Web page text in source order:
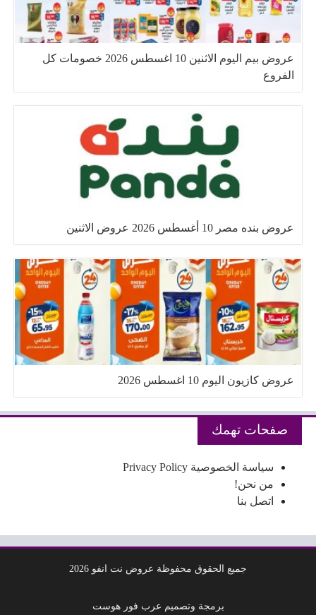
عروض بيم اليوم الاثنين 10 اغسطس 2026 خصومات كل
الفروع
عروض بنده مصر 10 أغسطس 2026 عروض الاثنين
عروض كازيون اليوم 10 اغسطس 2026
صفحات تهمك
سياسة الخصوصية Privacy Policy
من نحن!
اتصل بنا
جميع الحقوق محفوظة عروض نت انفو 2026
برمجة وتصميم عرب فور هوست